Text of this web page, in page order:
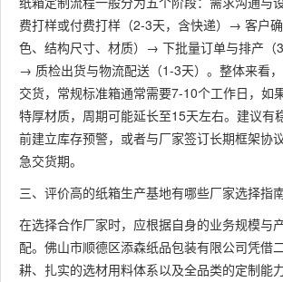
费打样或付费打样（2-3天，含快递）→ 客户
色、结构尺寸、材质）→ 下批量订单与排产（
→ 质检出货与物流配送（1-3天）。整体来看
交货，常规标准箱通常需要7-10个工作日，如
特厚材质，周期可能延长至15天左右。建议有
前建立库存预警，或者与厂家签订长期框架协
急交货期。
三、评价高的纸箱生产基地有哪些厂家选择指
在选择合作厂家时，应根据自身的业务规模与
配。佛山市顺德区添森纸品包装有限公司凭借
耕、扎实的选材用料体系以及全品类的定制能